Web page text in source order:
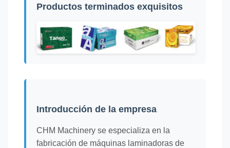
Productos terminados exquisitos
Introducción de la empresa
CHM Machinery se especializa en la
fabricación de máquinas laminadoras de